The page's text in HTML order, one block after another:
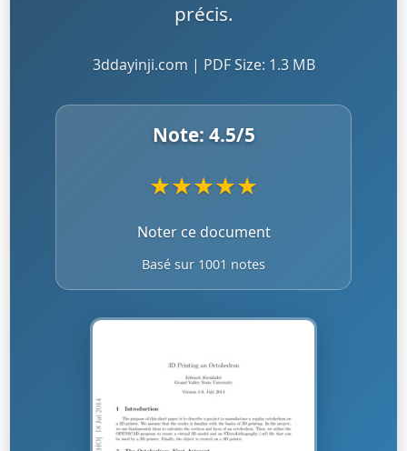
précis.
3ddayinji.com | PDF Size: 1.3 MB
Note: 4.5/5
★★★★★
Noter ce document
Basé sur 1001 notes